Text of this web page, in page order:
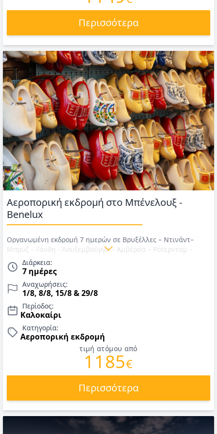
Περισσότερα
Αεροπορική εκδρομή στο Μπένελουξ -
Benelux
Οργανωμένη εκδρομή 7 ημερών σε Βρυξέλλες – Ντινάντ–
Μπρυζ – Γάνδη - Λουξεμβούργο – Αμβέρσα – Ρότερνταμ –
Χάγη – Άμστερνταμ. Αναχώρηση 1/8, 8/8, 15/8 & 29/8.
Αεροπορικά εισιτήρια, ΦΟΡΟΙ, διαμονή, πρωινό, μεταφορές,
εκδρομές, αρχηγός. Τιμές για Καλοκαίρι 2026.
Διάρκεια:
7 ημέρες
Αναχωρήσεις:
1/8, 8/8, 15/8 & 29/8
Περίοδος:
Καλοκαίρι
Κατηγορία:
Αεροπορική εκδρομή
τιμή ατόμου από
1185€
Περισσότερα